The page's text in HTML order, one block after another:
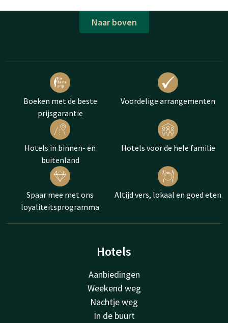
Naar boven
Boeken met de beste
prijsgarantie
Voordelige arrangementen
Hotels in binnen- en
buitenland
Hotels voor de hele familie
Spaar mee met ons
loyaliteitsprogramma
Altijd vers, lokaal en goed eten
Hotels
Aanbiedingen
Weekend weg
Nachtje weg
In de buurt